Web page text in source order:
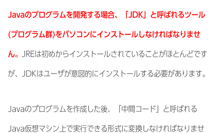
Javaのプログラムを開発する場合、「JDK」と呼ばれるツール
(プログラム群)をパソコンにインストールしなければなりませ
ん。 JREは初めからインストールされていることがほとんどです
が、JDKはユーザが意図的にインストールする必要があります。
Javaのプログラムを作成した後、「中間コード」と呼ばれる
Java仮想マシン上で実行できる形式に変換しなければなりませ